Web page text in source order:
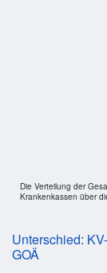
Die Verteilung der
Krankenkassen über
Unterschied:
GOÄ